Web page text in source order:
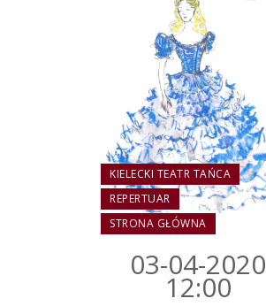
KIELECKI TEATR TAŃCA
REPERTUAR
STRONA GŁÓWNA
03-04-2020
12:00